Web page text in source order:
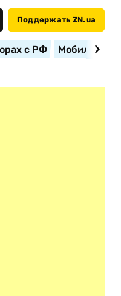
Поддержать ZN.ua
с РФ